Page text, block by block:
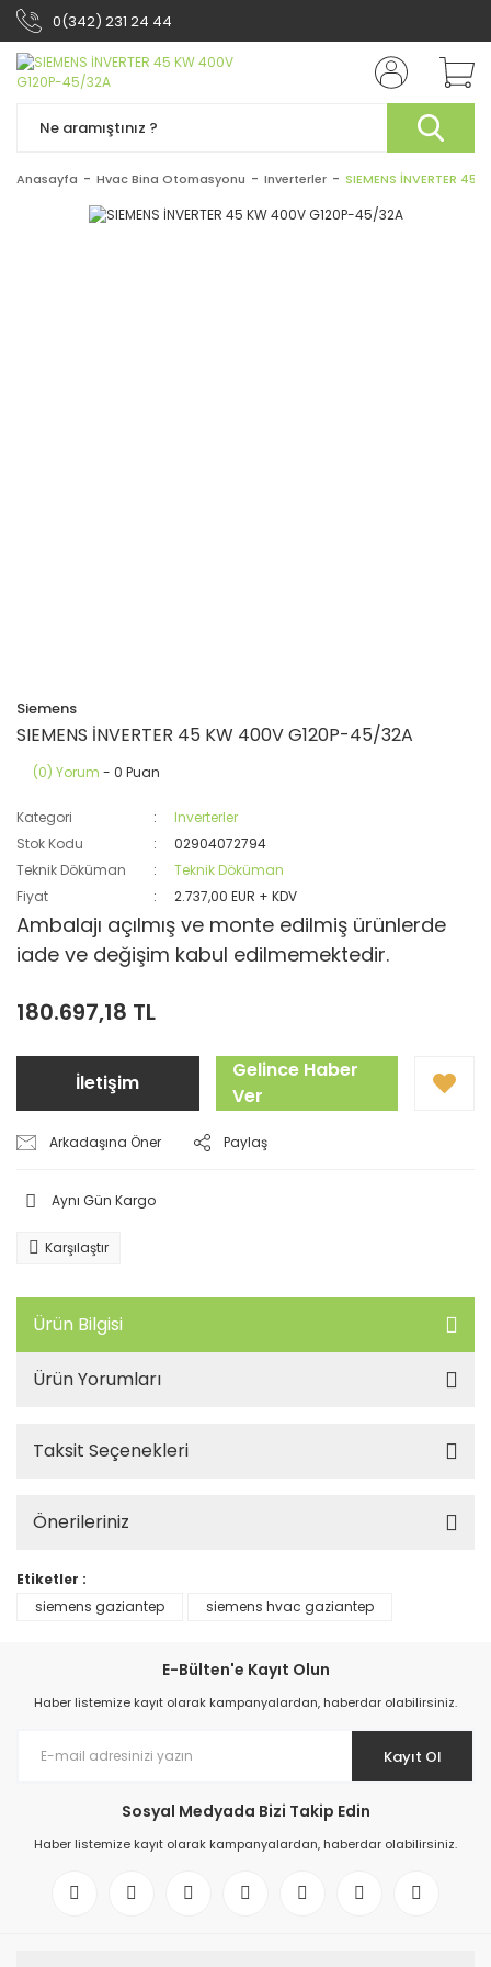
0(342) 231 24 44
Anasayfa Hvac Bina Otomasyonu Inverterler SIEMENS İNVERTER
Siemens
SIEMENS İNVERTER 45 KW 400V G120P-45/32A
(0) Yorum - 0 Puan
Kategori
Inverterler
Stok Kodu
02904072794
Teknik Döküman
Teknik Döküman
Fiyat
2.737,00 EUR + KDV
Ambalajı açılmış ve monte edilmiş ürünlerde
iade ve değişim kabul edilmemektedir.
180.697,18 TL
İletişim
Gelince Haber
Ver
Arkadaşına Öner Paylaş
Aynı Gün Kargo
Karşılaştır
Ürün Bilgisi
Ürün Yorumları
Taksit Seçenekleri
Önerileriniz
Etiketler :
siemens gaziantep
siemens hvac gaziantep
E-Bülten'e Kayıt Olun
Haber listemize kayıt olarak kampanyalardan, haberdar olabilirsiniz.
Kayıt Ol
Sosyal Medyada Bizi Takip Edin
Haber listemize kayıt olarak kampanyalardan, haberdar olabilirsiniz.